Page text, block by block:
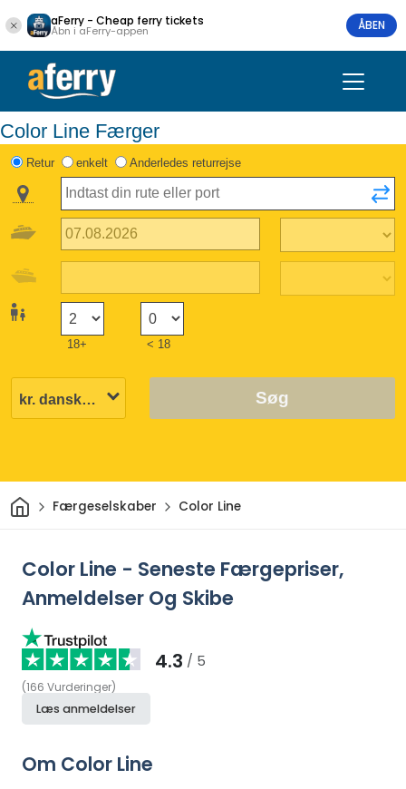
aFerry - Cheap ferry tickets
Åbn i aFerry-appen ÅBEN
Color Line Færger
Retur enkelt Anderledes returrejse
18+ < 18
Søg
HjemFærgeselskaber Color Line
Color Line - Seneste Færgepriser,
Anmeldelser Og Skibe
4.3 / 5
(166 Vurderinger)
Læs anmeldelser
Om Color Line